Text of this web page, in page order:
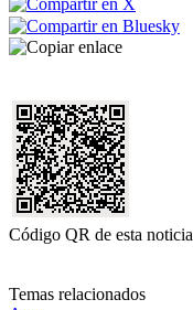
Código QR de esta noticia
Temas relacionados